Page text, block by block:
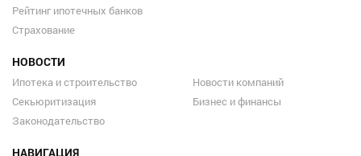
Рейтинг ипотечных банков
Страхование
НОВОСТИ
Ипотека и строительство
Секьюритизация
Законодательство
Новости компаний
Бизнес и финансы
НАВИГАЦИЯ